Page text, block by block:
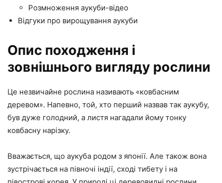
Розмноження аукуби-відео
Відгуки про вирощування аукуби
Опис походження і
зовнішнього вигляду рослини
Це незвичайне рослина називають «ковбасним
деревом». Напевно, той, хто перший назвав так аукубу,
був дуже голодний, а листя нагадали йому тонку
ковбасну нарізку.
Вважається, що аукуба родом з японії. Але також вона
зустрічається на півночі індії, сході тибету і на